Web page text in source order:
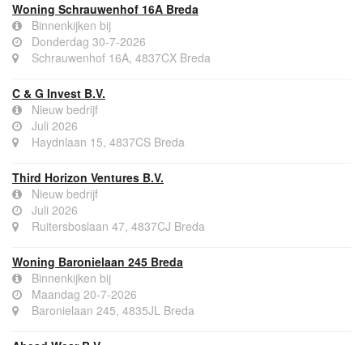
Woning Schrauwenhof 16A Breda
Binnenkijken bij
Donderdag 30-7-2026
Schrauwenhof 16A, 4837CX Breda
C & G Invest B.V.
Nieuw bedrijf
Juli 2026
Haydnlaan 15, 4837CS Breda
Third Horizon Ventures B.V.
Nieuw bedrijf
Juli 2026
Ruitersboslaan 47, 4837CJ Breda
Woning Baronielaan 245 Breda
Binnenkijken bij
Maandag 20-7-2026
Baronielaan 245, 4835JL Breda